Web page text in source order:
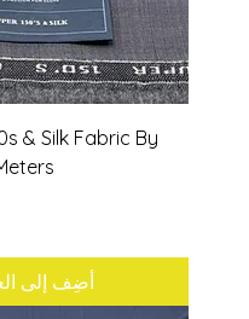
& Silk Fabric By
أضِف إلى